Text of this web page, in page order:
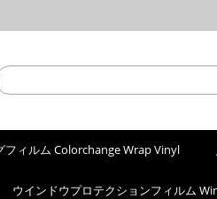
フィルム Colorchange Wrap Vinyl
ウインドウプロテクションフィルム